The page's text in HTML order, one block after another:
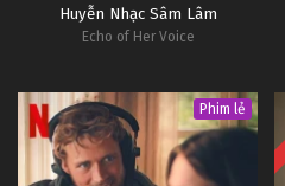
Huyễn Nhạc Sâm Lâm
Echo of Her Voice
Phim lẻ